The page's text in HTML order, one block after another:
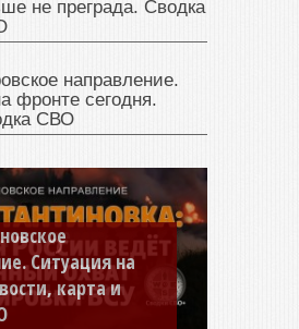
не преграда. Сводка
направление.
фронте сегодня.
СВО
Ситуация на
карта и